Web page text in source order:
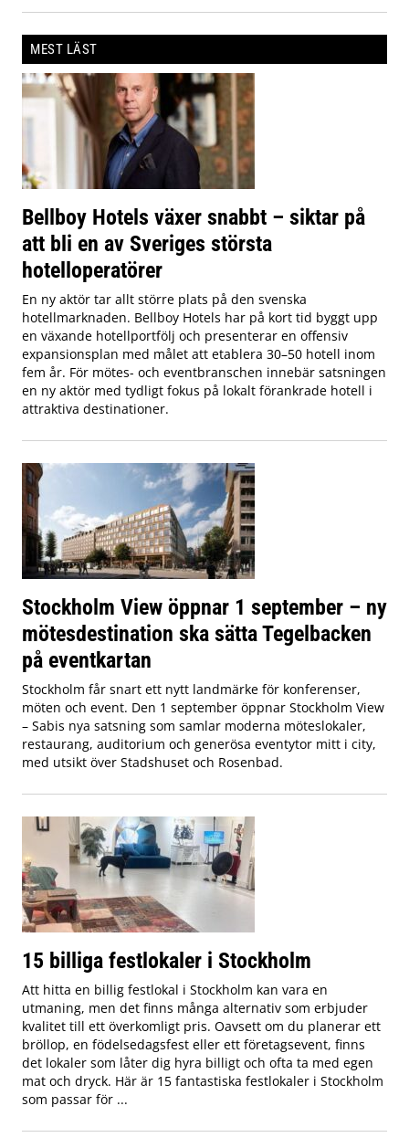
MEST LÄST
Bellboy Hotels växer snabbt – siktar på
att bli en av Sveriges största
hotelloperatörer
En ny aktör tar allt större plats på den svenska
hotellmarknaden. Bellboy Hotels har på kort tid byggt upp
en växande hotellportfölj och presenterar en offensiv
expansionsplan med målet att etablera 30–50 hotell inom
fem år. För mötes- och eventbranschen innebär satsningen
en ny aktör med tydligt fokus på lokalt förankrade hotell i
attraktiva destinationer.
Stockholm View öppnar 1 september – ny
mötesdestination ska sätta Tegelbacken
på eventkartan
Stockholm får snart ett nytt landmärke för konferenser,
möten och event. Den 1 september öppnar Stockholm View
– Sabis nya satsning som samlar moderna möteslokaler,
restaurang, auditorium och generösa eventytor mitt i city,
med utsikt över Stadshuset och Rosenbad.
15 billiga festlokaler i Stockholm
Att hitta en billig festlokal i Stockholm kan vara en
utmaning, men det finns många alternativ som erbjuder
kvalitet till ett överkomligt pris. Oavsett om du planerar ett
bröllop, en födelsedagsfest eller ett företagsevent, finns
det lokaler som låter dig hyra billigt och ofta ta med egen
mat och dryck. Här är 15 fantastiska festlokaler i Stockholm
som passar för ...